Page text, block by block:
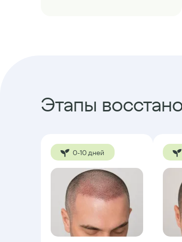
Этапы
0-10 дней